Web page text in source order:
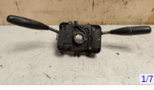
1/7